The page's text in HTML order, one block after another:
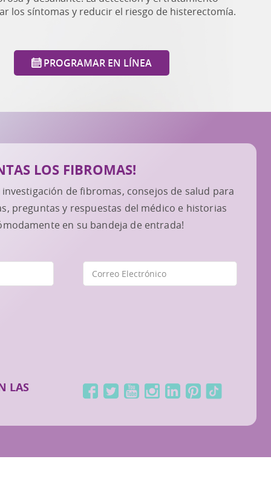
los síntomas y reducir el riesgo de histerectomía.
PROGRAMAR EN LÍNEA
LOS FIBROMAS!
de fibromas, consejos de salud para
preguntas y respuestas del médico e historias
en su bandeja de entrada!
LAS